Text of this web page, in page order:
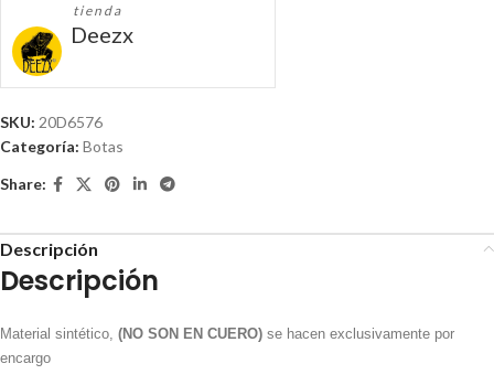
tienda
Deezx
SKU: 20D6576
Categoría: Botas
Share:
Descripción
Descripción
Material sintético, (NO SON EN CUERO) se hacen exclusivamente por
encargo